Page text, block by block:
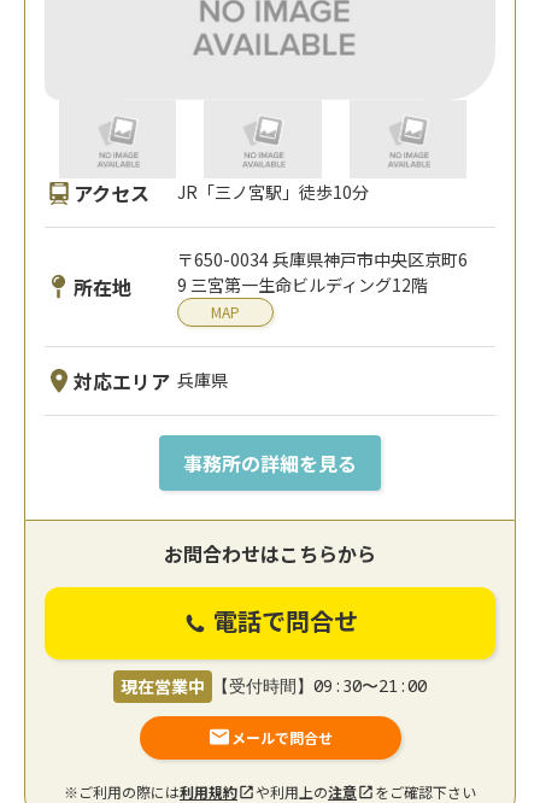
アクセス JR「三ノ宮駅」徒歩10分
所在地
〒650-0034 兵庫県神戸市中央区京町6
9 三宮第一生命ビルディング12階
MAP
対応エリア 兵庫県
事務所の詳細を見る
お問合わせはこちらから
電話で問合せ
現在営業中 【受付時間】09:30〜21:00
メールで問合せ
※ご利用の際には利用規約 や利用上の注意 をご確認下さい